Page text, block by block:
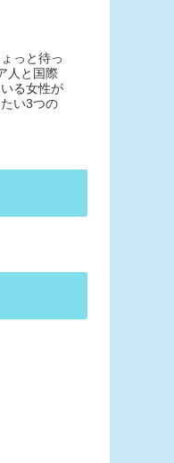
っと待っ
人と国際
る女性が
い3つの